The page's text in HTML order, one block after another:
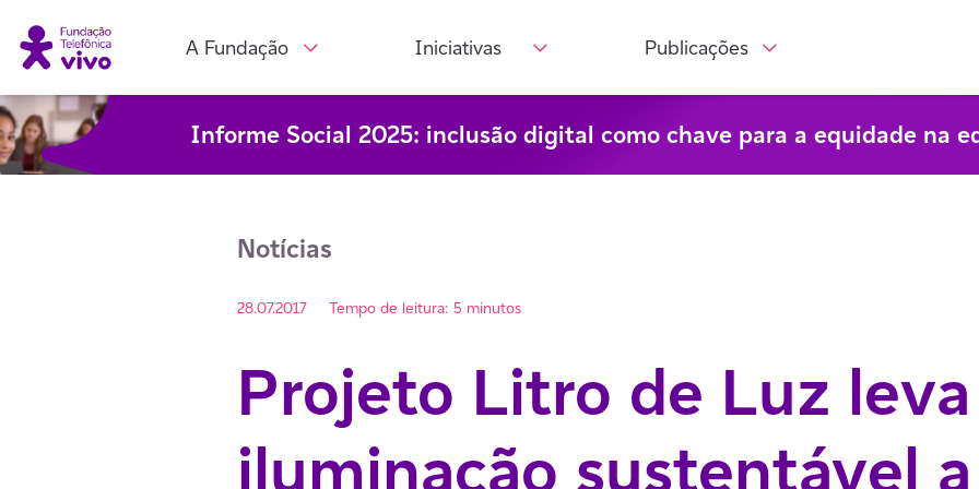
Informe Social 2025: inclusão digital como chave para a equidade na
A Fundação Iniciativas Publicações
Notícias
28.07.2017 Tempo de leitura: 5 minutos
Projeto Litro de Luz leva
iluminação sustentável a